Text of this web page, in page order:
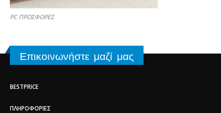
PC ΠΡΟΣΦΟΡΕΣ
Επικοινωνήστε μαζί μας
BESTPRICE
ΠΛΗΡΟΦΟΡΊΕΣ